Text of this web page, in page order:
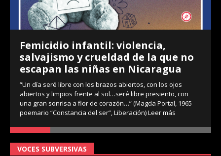
Femicidio infantil: violencia,
salvajismo y crueldad de la que no
escapan las niñas en Nicaragua
“Un día seré libre con los brazos abiertos, con los ojos
abiertos y limpios frente al sol…seré libre presiento, con
una gran sonrisa a flor de corazón…” (Magda Portal, 1965
poemario “Constancia del ser”, Liberación)Leer más
VOCES SUBVERSIVAS